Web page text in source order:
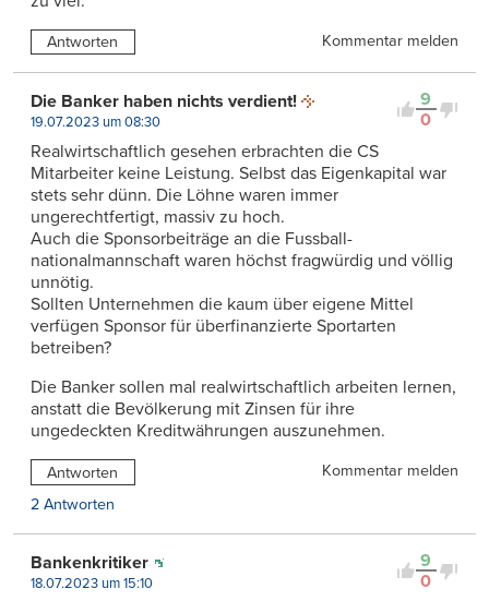
Antworten Kommentar melden
9
0
Die Banker haben nichts verdient!
19.07.2023 um 08:30
Realwirtschaftlich gesehen erbrachten die CS
Mitarbeiter keine Leistung. Selbst das Eigenkapital war
stets sehr dünn. Die Löhne waren immer
ungerechtfertigt, massiv zu hoch.
Auch die Sponsorbeiträge an die Fussball-
nationalmannschaft waren höchst fragwürdig und völlig
unnötig.
Sollten Unternehmen die kaum über eigene Mittel
verfügen Sponsor für überfinanzierte Sportarten
betreiben?
Die Banker sollen mal realwirtschaftlich arbeiten lernen,
anstatt die Bevölkerung mit Zinsen für ihre
ungedeckten Kreditwährungen auszunehmen.
Antworten
Kommentar melden
2 Antworten
9
0
Bankenkritiker
18.07.2023 um 15:10